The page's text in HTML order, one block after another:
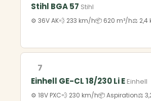
Stihl BGA 57 Stihl
⚙️ 36V AK💨 233 km/h📦 620 m³/h⚖️ 2,4
7
Einhell GE-CL 18/230 Li E Einhell
⚙️ 18V PXC💨 230 km/h📦 Aspiration⚖️